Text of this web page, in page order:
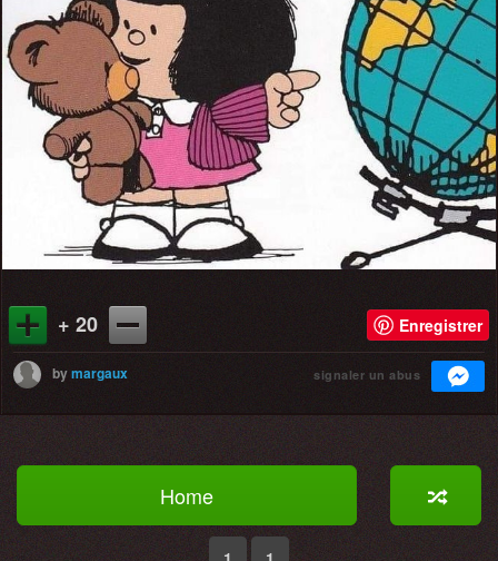
+ 20 Enregistrer
bymargaux signaler un abus
Home